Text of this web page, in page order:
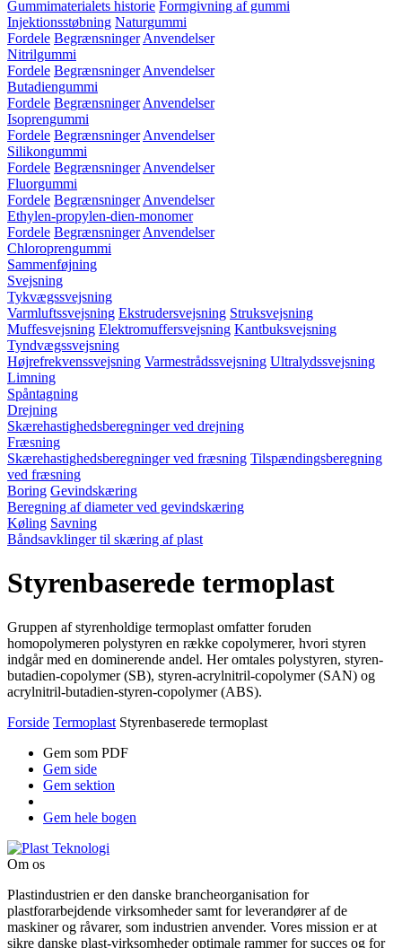
Gummimaterialets historie Formgivning af gummi
Injektionsstøbning Naturgummi
Fordele Begrænsninger Anvendelser
Nitrilgummi
Fordele Begrænsninger Anvendelser
Butadiengummi
Fordele Begrænsninger Anvendelser
Isoprengummi
Fordele Begrænsninger Anvendelser
Silikongummi
Fordele Begrænsninger Anvendelser
Fluorgummi
Fordele Begrænsninger Anvendelser
Ethylen-propylen-dien-monomer
Fordele Begrænsninger Anvendelser
Chloroprengummi
Sammenføjning
Svejsning
Tykvægssvejsning
Varmluftssvejsning Ekstrudersvejsning Struksvejsning
Muffesvejsning Elektromuffersvejsning Kantbuksvejsning
Tyndvægssvejsning
Højrefrekvenssvejsning Varmestrådssvejsning Ultralydssvejsning
Limning
Spåntagning
Drejning
Skærehastighedsberegninger ved drejning
Fræsning
Skærehastighedsberegninger ved fræsning Tilspændingsberegning
ved fræsning
Boring Gevindskæring
Beregning af diameter ved gevindskæring
Køling Savning
Båndsavklinger til skæring af plast
Styrenbaserede termoplast
Gruppen af styrenholdige termoplast omfatter foruden
homopolymeren polystyren en række copolymerer, hvori styren
indgår med en dominerende andel. Her omtales polystyren, styren-
butadien-copolymer (SB), styren-acrylnitril-copolymer (SAN) og
acrylnitril-butadien-styren-copolymer (ABS).
Forside Termoplast Styrenbaserede termoplast
Gem som PDF
Gem side
Gem sektion
Gem hele bogen
Om os
Plastindustrien er den danske brancheorganisation for
plastforarbejdende virksomheder samt for leverandører af de
maskiner og råvarer, som industrien anvender. Vores mission er at
sikre danske plast-virksomheder optimale rammer for succes og for